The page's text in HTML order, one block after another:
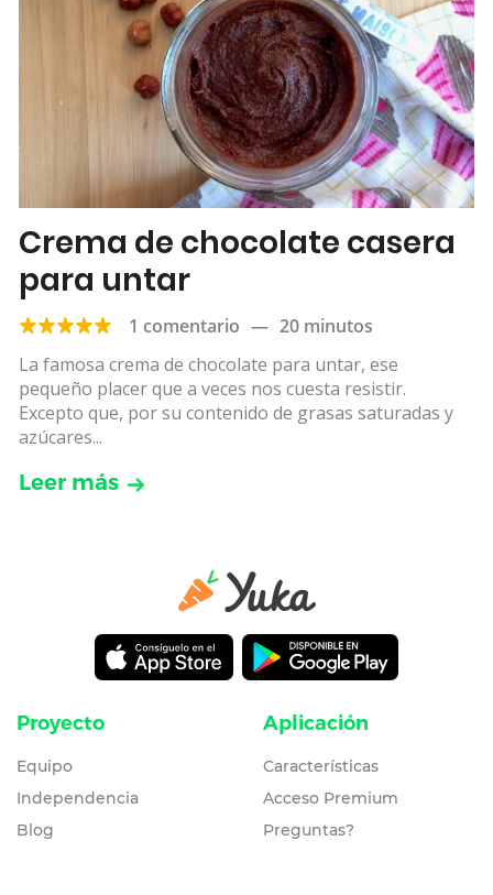
Crema de chocolate casera
para untar
1 comentario — 20 minutos
La famosa crema de chocolate para untar, ese
pequeño placer que a veces nos cuesta resistir.
Excepto que, por su contenido de grasas saturadas y
azúcares...
Leer más
Proyecto
Equipo
Independencia
Blog
Aplicación
Características
Acceso Premium
Preguntas?